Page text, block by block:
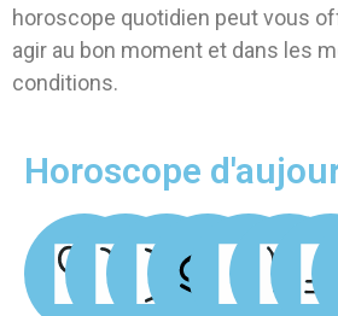
horoscope quotidien peut vous
agir au bon moment et dans les
conditions.
Horoscope